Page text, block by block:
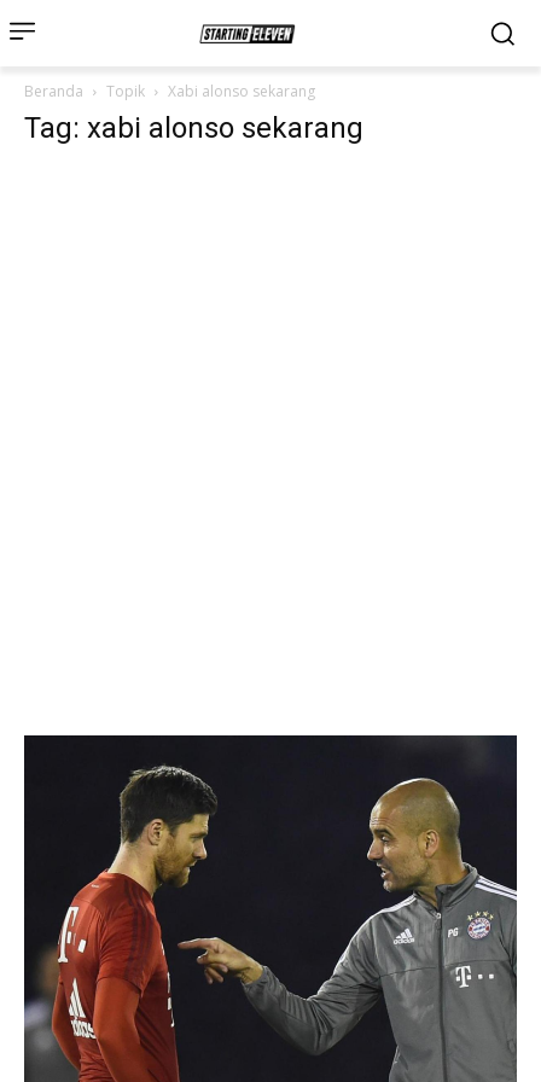
Beranda Topik Xabi alonso sekarang
Tag: xabi alonso sekarang